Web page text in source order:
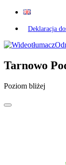
Deklaracja
Tarnowo
Poziom bliżej